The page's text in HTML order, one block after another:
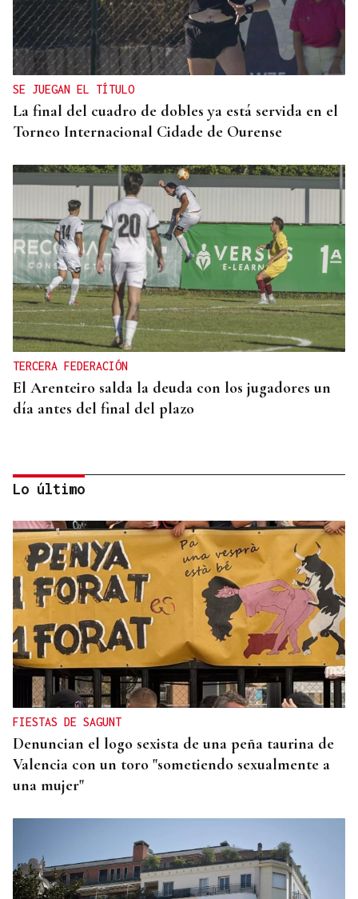
SE JUEGAN EL TÍTULO
La final del cuadro de dobles ya está servida en el
Torneo Internacional Cidade de Ourense
TERCERA FEDERACIÓN
El Arenteiro salda la deuda con los jugadores un
día antes del final del plazo
TROFEO EN ESPIÑEDO
Derrota del Arenteiro 0-3 ante el Pontevedra en
un partido de andar por casa
Lo último
FIESTAS DE SAGUNT
Denuncian el logo sexista de una peña taurina de
Valencia con un toro "sometiendo sexualmente a
una mujer"